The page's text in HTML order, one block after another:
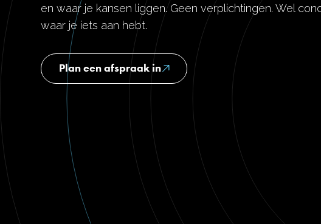
en waar je kansen liggen. Geen verplichtingen. Wel
waar je iets aan hebt.
Plan een afspraak in